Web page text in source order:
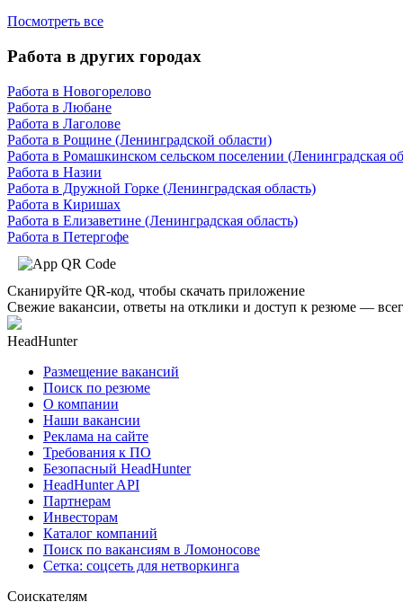
Посмотреть все
Работа в других городах
Работа в Новогорелово
Работа в Любане
Работа в Лаголове
Работа в Рощине (Ленинградской области)
Работа в Ромашкинском сельском поселении (Ленинградская
Работа в Назии
Работа в Дружной Горке (Ленинградская область)
Работа в Киришах
Работа в Елизаветине (Ленинградская область)
Работа в Петергофе
Сканируйте QR-код, чтобы скачать приложение
Свежие вакансии, ответы на отклики и доступ к резюме —
HeadHunter
Размещение вакансий
Поиск по резюме
О компании
Наши вакансии
Реклама на сайте
Требования к ПО
Безопасный HeadHunter
HeadHunter API
Партнерам
Инвесторам
Каталог компаний
Поиск по вакансиям в Ломоносове
Сетка: соцсеть для нетворкинга
Соискателям